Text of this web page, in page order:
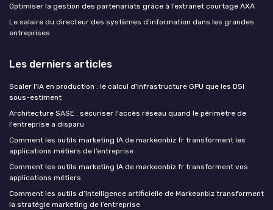
Optimiser la gestion des partenariats grâce à l’extranet courtage AXA
Le salaire du directeur des systèmes d'information dans les grandes
entreprises
Les derniers articles
Scaler l'IA en production : le calcul d'infrastructure GPU que les DSI
sous-estiment
Architecture SASE : sécuriser l'accès réseau quand le périmètre de
l'entreprise a disparu
Comment les outils marketing IA de markeonbiz fr transforment les
applications métiers de l’entreprise
Comment les outils marketing IA de markeonbiz fr transforment vos
applications métiers
Comment les outils d’intelligence artificielle de Markeonbiz transforment
la stratégie marketing de l’entreprise